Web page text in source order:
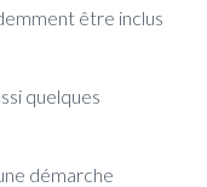
être inclus
quelques
démarche